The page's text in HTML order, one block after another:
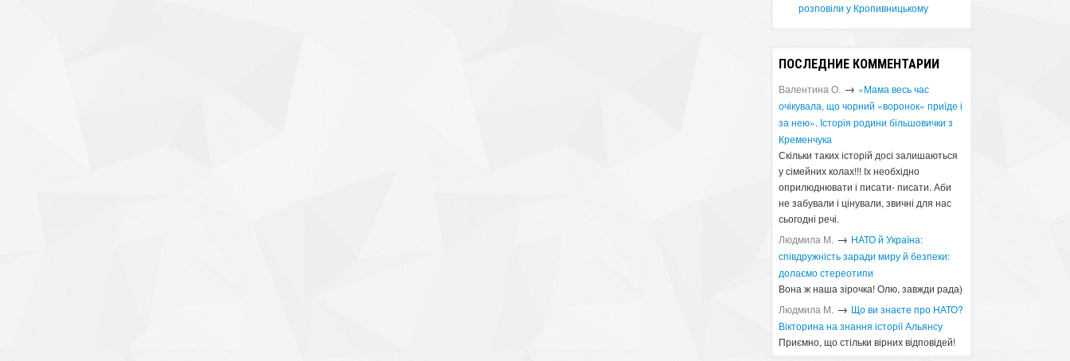
розповіли у Кропивницькому
ПОСЛЕДНИЕ КОММЕНТАРИИ
Валентина О. → «Мама весь час
очікувала, що чорний «воронок» приїде і
за нею». Історія родини більшовички з
Кременчука
Скільки таких історій досі залишаються
у сімейних колах!!! Іх необхідно
оприлюднювати і писати- писати. Аби
не забували і цінували, звичні для нас
сьогодні речі.
Людмила М. → ​НАТО й Україна:
співдружність заради миру й безпеки:
долаємо стереотипи
Вона ж наша зірочка! Олю, завжди рада)
Людмила М. → Що ви знаєте про НАТО?
Вікторина на знання історії Альянсу ​
Приємно, що стільки вірних відповідей!